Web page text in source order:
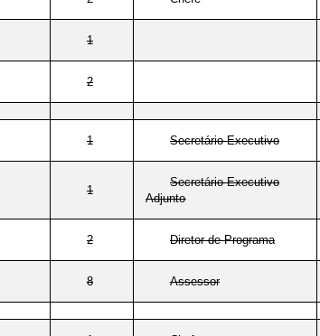
1
2
1 Secretário-Executivo
1
Secretário-Executivo
Adjunto
2 Diretor de Programa
8 Assessor